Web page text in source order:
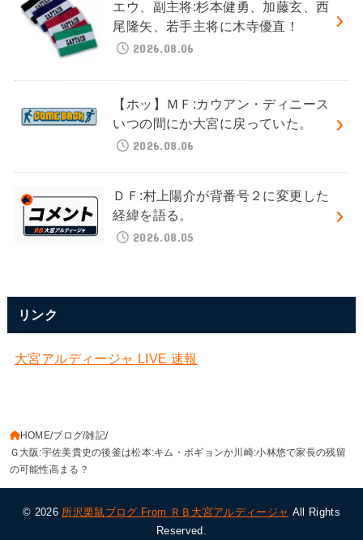
エウ、副主将:杉本健勇、加藤玄、西
尾隆矢、若手主将に木寺優直！
2026.08.06
【ホッ】ＭＦ:カウアン・ディニース
いつの間にか大宮に戻っていた。
2026.08.06
ＤＦ:村上陽介が背番号２に変更した
経緯を語る。
2026.08.05
リンク
大宮アルディージャ LIVE 速報
HOME ブログ 雑記
Ｇ大阪:宇佐美貴史の後釜は松本:キム・ボギョンか川崎:小林悠で家長の残留
の可能性高まる？
© 2026 所沢栗鼠ブログ From ＲＢ大宮アルディージャ All Rights
Reserved.